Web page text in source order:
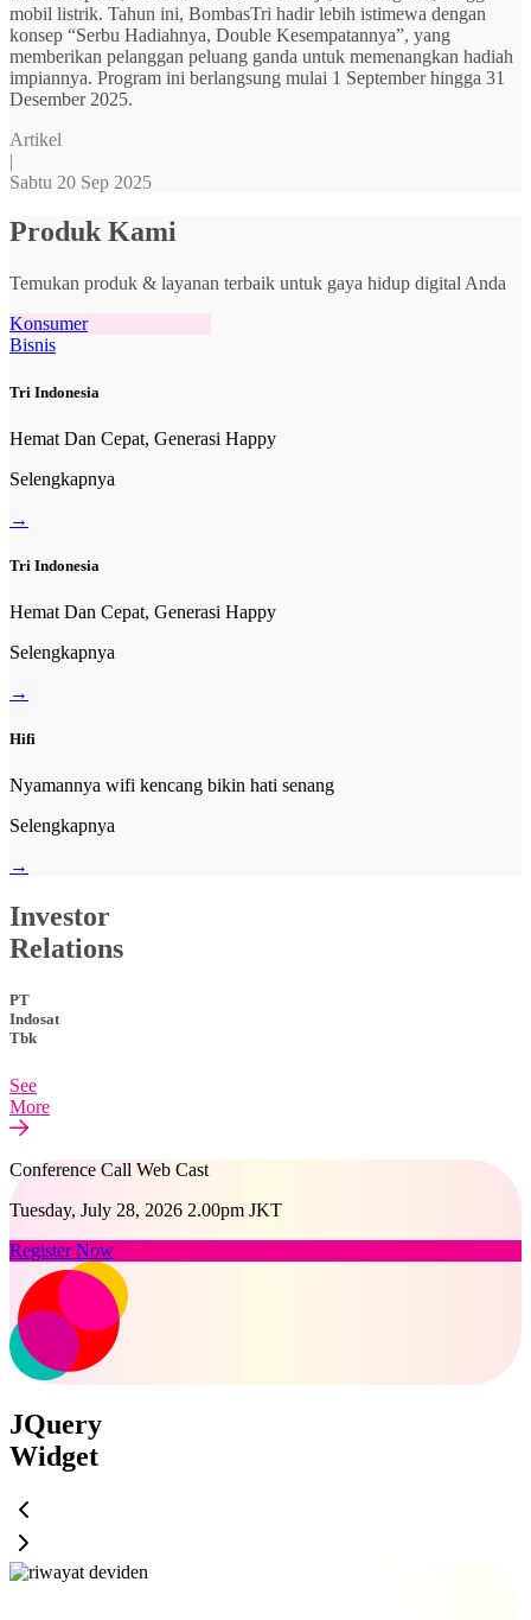
mobil listrik. Tahun ini, BombasTri hadir lebih istimewa dengan
konsep “Serbu Hadiahnya, Double Kesempatannya”, yang
memberikan pelanggan peluang ganda untuk memenangkan hadiah
impiannya. Program ini berlangsung mulai 1 September hingga 31
Desember 2025.
Artikel
|
Sabtu 20 Sep 2025
Produk Kami
Temukan produk & layanan terbaik untuk gaya hidup digital Anda
Konsumer
Bisnis
Tri Indonesia
Hemat Dan Cepat, Generasi Happy
Selengkapnya
→
Tri Indonesia
Hemat Dan Cepat, Generasi Happy
Selengkapnya
→
Hifi
Nyamannya wifi kencang bikin hati senang
Selengkapnya
→
Investor
Relations
PT
Indosat
Tbk
See
More
Conference Call Web Cast
Tuesday, July 28, 2026 2.00pm JKT
Register Now
JQuery
Widget